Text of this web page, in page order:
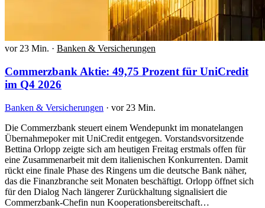
vor 23 Min. · Banken & Versicherungen
Commerzbank Aktie: 49,75 Prozent für UniCredit
im Q4 2026
Banken & Versicherungen · vor 23 Min.
Die Commerzbank steuert einem Wendepunkt im monatelangen
Übernahmepoker mit UniCredit entgegen. Vorstandsvorsitzende
Bettina Orlopp zeigte sich am heutigen Freitag erstmals offen für
eine Zusammenarbeit mit dem italienischen Konkurrenten. Damit
rückt eine finale Phase des Ringens um die deutsche Bank näher,
das die Finanzbranche seit Monaten beschäftigt. Orlopp öffnet sich
für den Dialog Nach längerer Zurückhaltung signalisiert die
Commerzbank-Chefin nun Kooperationsbereitschaft…